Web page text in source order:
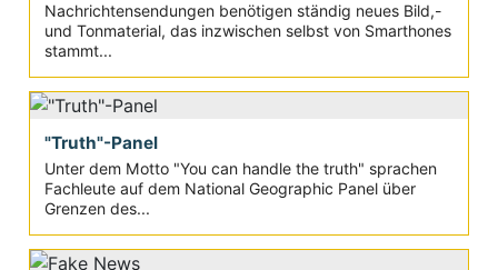
Nachrichtensendungen benötigen ständig neues Bild,-
und Tonmaterial, das inzwischen selbst von Smarthones
stammt...
"Truth"-Panel
Unter dem Motto "You can handle the truth" sprachen
Fachleute auf dem National Geographic Panel über
Grenzen des...